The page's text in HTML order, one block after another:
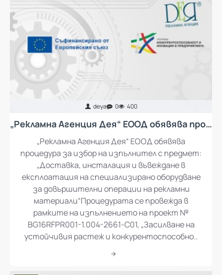
deya 0 400
„Рекламна Агенция Дея“ ЕООД обявява процедура за избор на изпълнител с предмет: „Доставка, инсталация и въвеждане в експлоатация на специализирано оборудване за довършителни операции на рекламни материали“
„Рекламна Агенция Дея“ ЕООД обявява
процедура за избор на изпълнител с предмет:
„Доставка, инсталация и въвеждане в
експлоатация на специализирано оборудване
за довършителни операции на рекламни
материали“Процедурата се провежда в
рамките на изпълнението на проект №
BG16RFPR001-1.004-2661-C01, „Засилване на
устойчивия растеж и конкурентоспособно..